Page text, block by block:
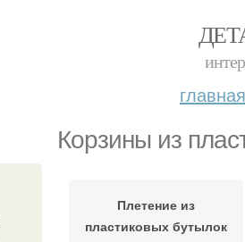
главная
Корзины из
Плетение из
пластиковых бутылок